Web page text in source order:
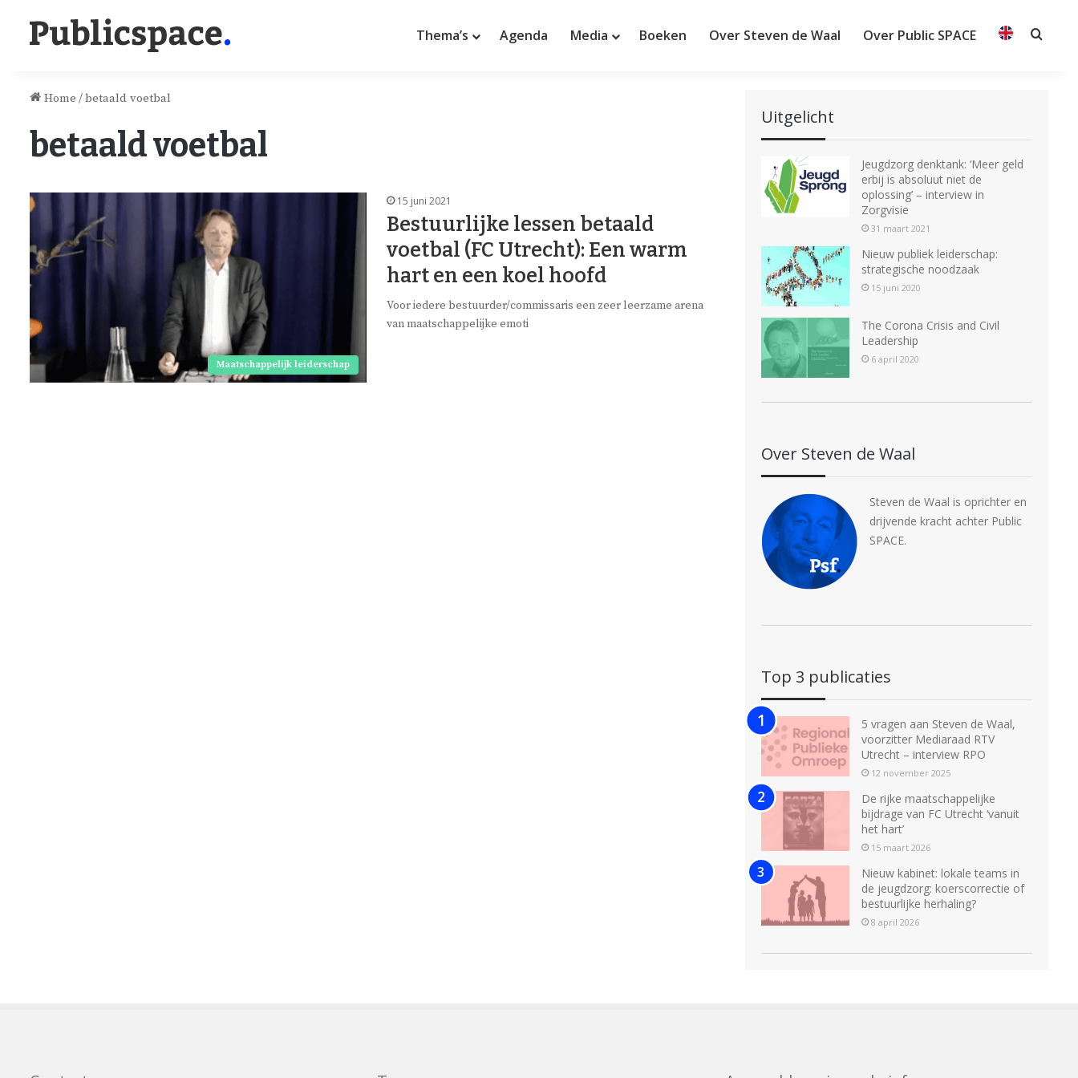
Thema’s Agenda Media Boeken Over Steven de Waal Over Public SPACE
Home /betaald voetbal
betaald voetbal
Maatschappelijk leiderschap
15 juni 2021
Bestuurlijke lessen betaald
voetbal (FC Utrecht): Een warm
hart en een koel hoofd
Voor iedere bestuurder/commissaris een zeer leerzame arena
van maatschappelijke emoti
Uitgelicht
Jeugdzorg denktank: ‘Meer geld
erbij is absoluut niet de
oplossing’ – interview in
Zorgvisie
31 maart 2021
Nieuw publiek leiderschap:
strategische noodzaak
15 juni 2020
The Corona Crisis and Civil
Leadership
6 april 2020
Over Steven de Waal
Steven de Waal is oprichter en
drijvende kracht achter Public
SPACE.
Top 3 publicaties
5 vragen aan Steven de Waal,
voorzitter Mediaraad RTV
Utrecht – interview RPO
12 november 2025
De rijke maatschappelijke
bijdrage van FC Utrecht ‘vanuit
het hart’
15 maart 2026
Nieuw kabinet: lokale teams in
de jeugdzorg: koerscorrectie of
bestuurlijke herhaling?
8 april 2026